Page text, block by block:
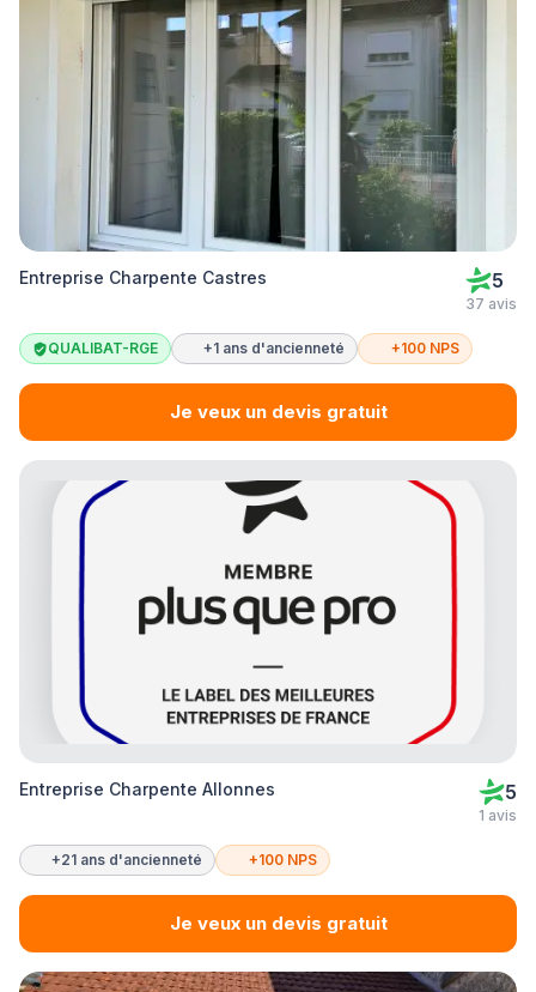
Entreprise Charpente Castres 5
37 avis
QUALIBAT-RGE +1 ans d'ancienneté +100 NPS
Je veux un devis gratuit
Entreprise Charpente Allonnes 5
1 avis
+21 ans d'ancienneté +100 NPS
Je veux un devis gratuit